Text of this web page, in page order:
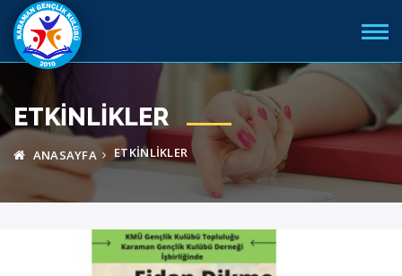
ETKINLIKLER
ANASAYFA ETKINLIKLER